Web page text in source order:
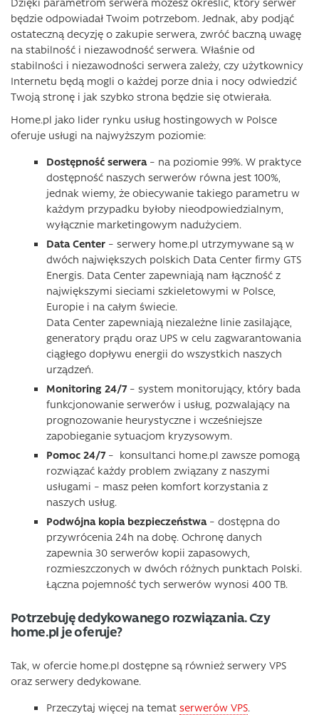
będzie odpowiadał Twoim potrzebom. Jednak, aby podjąć
ostateczną decyzję o zakupie serwera, zwróć baczną uwagę
na stabilność i niezawodność serwera. Właśnie od
stabilności i niezawodności serwera zależy, czy użytkownicy
Internetu będą mogli o każdej porze dnia i nocy odwiedzić
Twoją stronę i jak szybko strona będzie się otwierała.
Home.pl jako lider rynku usług hostingowych w Polsce
oferuje usługi na najwyższym poziomie:
Dostępność serwera– na poziomie 99%. W praktyce
dostępność naszych serwerów równa jest 100%,
jednak wiemy, że obiecywanie takiego parametru w
każdym przypadku byłoby nieodpowiedzialnym,
wyłącznie marketingowym nadużyciem.
Data Center – serwery home.pl utrzymywane są w
dwóch największych polskich Data Center firmy GTS
Energis. Data Center zapewniają nam łączność z
największymi sieciami szkieletowymi w Polsce,
Europie i na całym świecie.
Data Center zapewniają niezależne linie zasilające,
generatory prądu oraz UPS w celu zagwarantowania
ciągłego dopływu energii do wszystkich naszych
urządzeń.
Monitoring 24/7 – system monitorujący, który bada
funkcjonowanie serwerów i usług, pozwalający na
prognozowanie heurystyczne i wcześniejsze
zapobieganie sytuacjom kryzysowym.
Pomoc 24/7– konsultanci home.pl zawsze pomogą
rozwiązać każdy problem związany z naszymi
usługami – masz pełen komfort korzystania z
naszych usług.
Podwójna kopia bezpieczeństwa– dostępna do
przywrócenia 24h na dobę. Ochronę danych
zapewnia 30 serwerów kopii zapasowych,
rozmieszczonych w dwóch różnych punktach Polski.
Łączna pojemność tych serwerów wynosi 400 TB.
Potrzebuję dedykowanego rozwiązania. Czy
home.pl je oferuje?
Tak, w ofercie home.pl dostępne są również serwery VPS
oraz serwery dedykowane.
Przeczytaj więcej na temat serwerów VPS.